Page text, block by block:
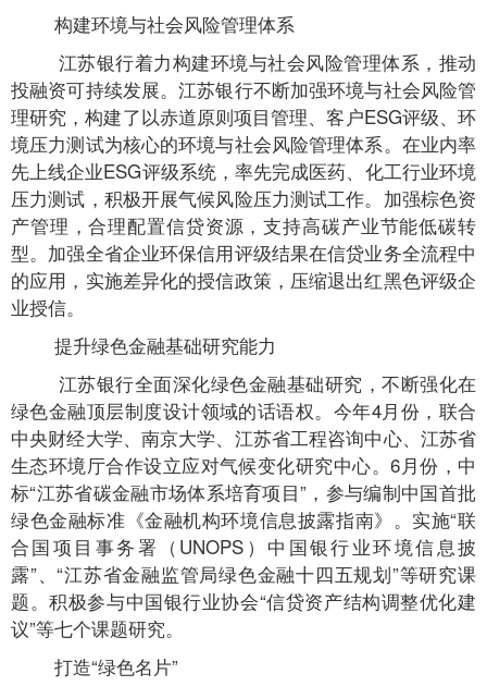
构建环境与社会风险管理体系
江苏银行着力构建环境与社会风险管理体系，推动
投融资可持续发展。江苏银行不断加强环境与社会风险管
理研究，构建了以赤道原则项目管理、客户ESG评级、环
境压力测试为核心的环境与社会风险管理体系。在业内率
先上线企业ESG评级系统，率先完成医药、化工行业环境
压力测试，积极开展气候风险压力测试工作。加强棕色资
产管理，合理配置信贷资源，支持高碳产业节能低碳转
型。加强全省企业环保信用评级结果在信贷业务全流程中
的应用，实施差异化的授信政策，压缩退出红黑色评级企
业授信。
提升绿色金融基础研究能力
江苏银行全面深化绿色金融基础研究，不断强化在
绿色金融顶层制度设计领域的话语权。今年4月份，联合
中央财经大学、南京大学、江苏省工程咨询中心、江苏省
生态环境厅合作设立应对气候变化研究中心。6月份，中
标“江苏省碳金融市场体系培育项目”，参与编制中国首批
绿色金融标准《金融机构环境信息披露指南》。实施“联
合国项目事务署（UNOPS）中国银行业环境信息披
露”、“江苏省金融监管局绿色金融十四五规划”等研究课
题。积极参与中国银行业协会“信贷资产结构调整优化建
议”等七个课题研究。
打造“绿色名片”